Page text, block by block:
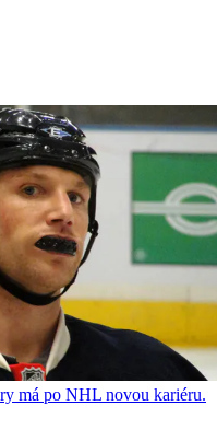
má po NHL novou kariéru.